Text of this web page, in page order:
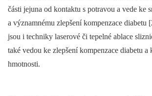
části jejuna od kontaktu s potravou a vede ke
a významnému zlepšení kompenzace diabetu
jsou i techniky laserové či tepelné ablace
také vedou ke zlepšení kompenzace diabetu a
hmotnosti.